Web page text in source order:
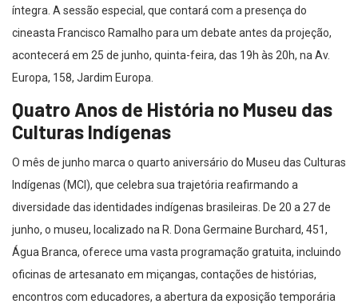
íntegra. A sessão especial, que contará com a presença do
cineasta Francisco Ramalho para um debate antes da projeção,
acontecerá em 25 de junho, quinta-feira, das 19h às 20h, na Av.
Europa, 158, Jardim Europa.
Quatro Anos de História no Museu das
Culturas Indígenas
O mês de junho marca o quarto aniversário do Museu das Culturas
Indígenas (MCI), que celebra sua trajetória reafirmando a
diversidade das identidades indígenas brasileiras. De 20 a 27 de
junho, o museu, localizado na R. Dona Germaine Burchard, 451,
Água Branca, oferece uma vasta programação gratuita, incluindo
oficinas de artesanato em miçangas, contações de histórias,
encontros com educadores, a abertura da exposição temporária